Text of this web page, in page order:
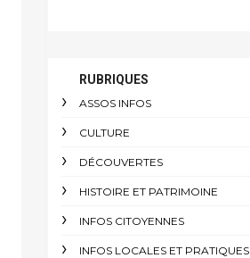
RUBRIQUES
ASSOS INFOS
CULTURE
DÉCOUVERTES
HISTOIRE ET PATRIMOINE
INFOS CITOYENNES
INFOS LOCALES ET PRATIQUES